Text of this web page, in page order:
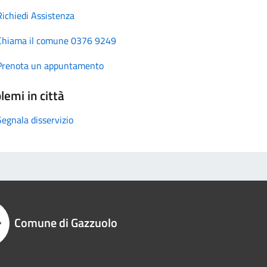
Assistenza
il comune 0376 9249
un appuntamento
in città
disservizio
Comune di Gazzuolo